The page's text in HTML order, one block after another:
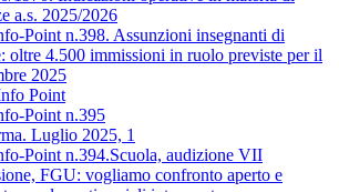
a.s. 2025/2026
Point n.398. Assunzioni insegnanti di
oltre 4.500 immissioni in ruolo previste per il
2025
Point
Point n.395
Luglio 2025, 1
Point n.394.Scuola, audizione VII
FGU: vogliamo confronto aperto e